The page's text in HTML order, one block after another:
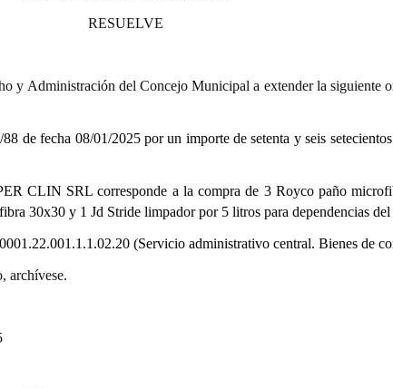
RESUELVE
y Administración del Concejo Municipal a extender la siguiente
de fecha 08/01/2025 por un importe de setenta y seis
CLIN SRL corresponde a la compra de 3 Royco paño
30x30 y 1 Jd Stride limpador por 5 litros para dependencias
(Servicio administrativo central. Bienes de
archívese.